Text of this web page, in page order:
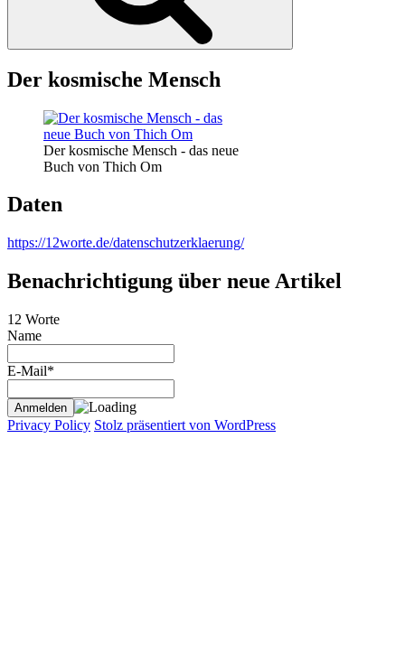
Der kosmische Mensch
Der kosmische Mensch - das neue
Buch von Thich Om
Daten
https://12worte.de/datenschutzerklaerung/
Benachrichtigung über neue Artikel
12 Worte
Name
E-Mail*
Privacy Policy Stolz präsentiert von WordPress